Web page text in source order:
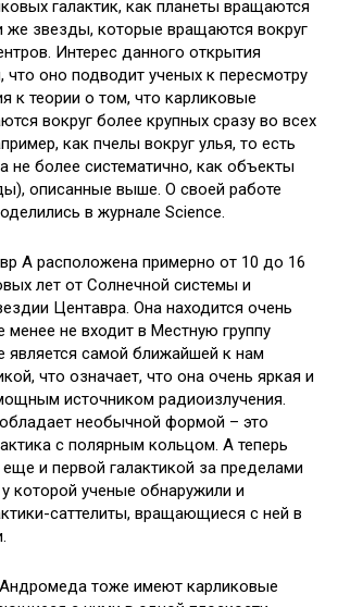
галактик, как планеты вращаются
же звезды, которые вращаются вокруг
Интерес данного открытия
что оно подводит ученых к пересмотру
к теории о том, что карликовые
вокруг более крупных сразу во всех
как пчелы вокруг улья, то есть
не более систематично, как объекты
описанные выше. О своей работе
в журнале Science.
A расположена примерно от 10 до 16
лет от Солнечной системы и
Центавра. Она находится очень
менее не входит в Местную группу
является самой ближайшей к нам
что означает, что она очень яркая и
источником радиоизлучения.
необычной формой – это
с полярным кольцом. А теперь
и первой галактикой за пределами
которой ученые обнаружили и
саттелиты, вращающиеся с ней в
тоже имеют карликовые